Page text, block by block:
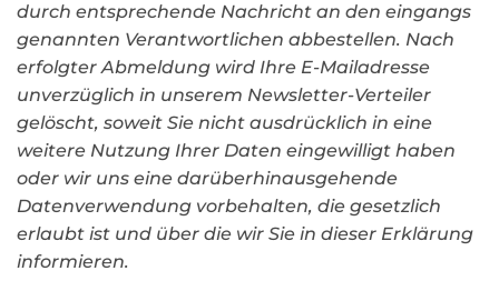
durch entsprechende Nachricht an den eingangs
genannten Verantwortlichen abbestellen. Nach
erfolgter Abmeldung wird Ihre E-Mailadresse
unverzüglich in unserem Newsletter-Verteiler
gelöscht, soweit Sie nicht ausdrücklich in eine
weitere Nutzung Ihrer Daten eingewilligt haben
oder wir uns eine darüberhinausgehende
Datenverwendung vorbehalten, die gesetzlich
erlaubt ist und über die wir Sie in dieser Erklärung
informieren.